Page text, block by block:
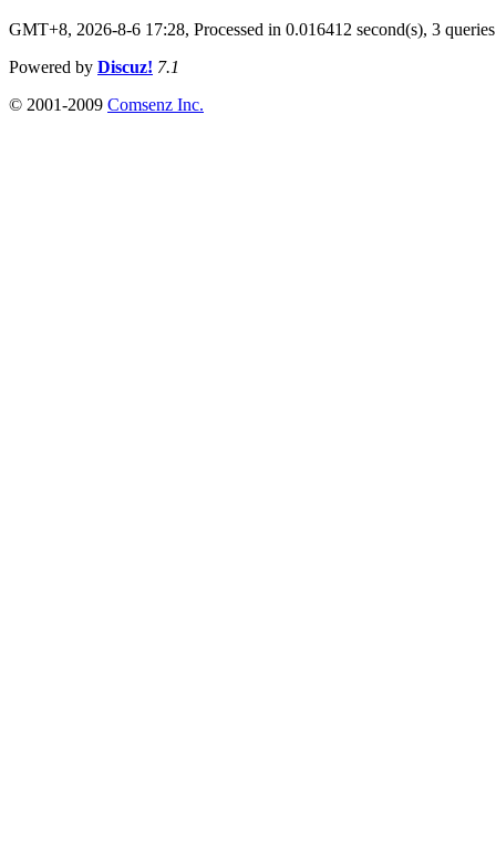
GMT+8, 2026-8-6 17:28, Processed in 0.016412 second(s), 3 queries
Powered by Discuz! 7.1
© 2001-2009 Comsenz Inc.